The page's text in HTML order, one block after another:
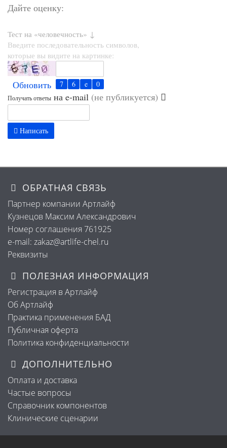
Дайте оценку:
Тест на «человечность» ↓
Введите последовательность символов,
которые вы видите на картинке:
Обновить
Получать ответы на e-mail (не публикуется)
Написать
ОБРАТНАЯ СВЯЗЬ
Партнер компании Артлайф
Кузнецов Максим Александрович
Номер соглашения 761925
e-mail: zakaz@artlife-chel.ru
Реквизиты
ПОЛЕЗНАЯ ИНФОРМАЦИЯ
Регистрация в Артлайф
Об Артлайф
Практика применения БАД
Публичная оферта
Политика конфиденциальности
ДОПОЛНИТЕЛЬНО
Оплата и доставка
Частые вопросы
Справочник компонентов
Клинические сценарии